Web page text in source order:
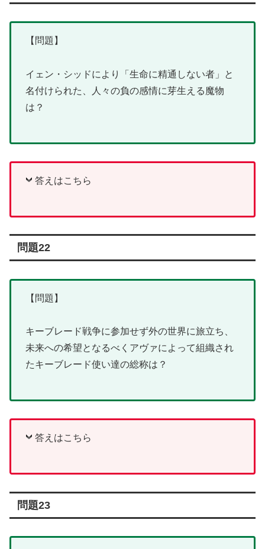
【問題】
イェン・シッドにより「生命に精通しない者」と
名付けられた、人々の負の感情に芽生える魔物
は？
答えはこちら
問題22
【問題】
キーブレード戦争に参加せず外の世界に旅立ち、
未来への希望となるべくアヴァによって組織され
たキーブレード使い達の総称は？
答えはこちら
問題23